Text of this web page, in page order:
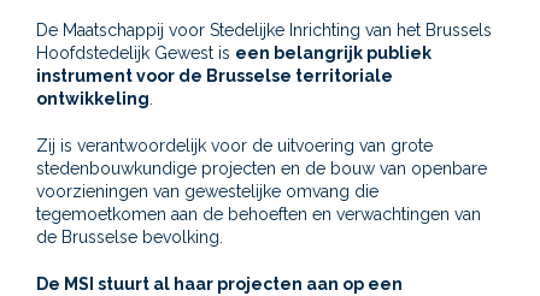
De Maatschappij voor Stedelijke Inrichting van het Brussels
Hoofdstedelijk Gewest is een belangrijk publiek
instrument voor de Brusselse territoriale
ontwikkeling
Zij is verantwoordelijk voor de uitvoering van grote
stedenbouwkundige projecten en de bouw van openbare
voorzieningen van gewestelijke omvang die
tegemoetkomen aan de behoeften en verwachtingen van
de Brusselse bevolking.
De MSI stuurt al haar projecten aan op een